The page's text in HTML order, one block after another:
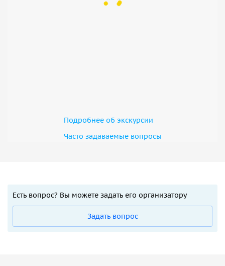
Подробнее об экскурсии
Часто задаваемые вопросы
Есть вопрос? Вы можете задать его организатору
Задать вопрос